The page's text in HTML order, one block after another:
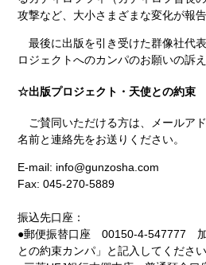
攻撃など、大小さまざまな変化が報告
最後に出版を引き受けた群像社代
ロジェクトへのカンパのお願いの訴え
☆出版プロジェクト・天使との約束
ご賛同いただける方は、メールア
名前と連絡先をお送りください。
E-mail: info@gunzosha.com
Fax: 045-270-5889
振込先口座：
●郵便振替口座 00150-4-547777
との約束カンパ」と記入してください